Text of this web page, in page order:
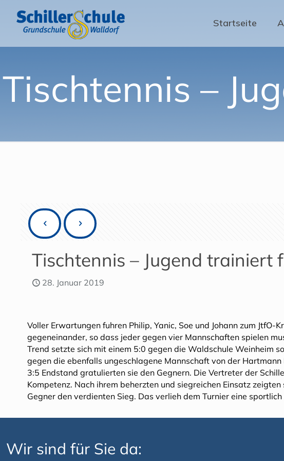
Startseite
Tischtennis –
Tischtennis – Jugend trainiert
28. Januar 2019
Voller Erwartungen fuhren Philip, Yanic, Soe und Johann zum
gegeneinander, so dass jeder gegen vier Mannschaften spielen
Trend setzte sich mit einem 5:0 gegen die Waldschule Weinheim
gegen die ebenfalls ungeschlagene Mannschaft von der
3:5 Endstand gratulierten sie den Gegnern. Die Vertreter der
Kompetenz. Nach ihrem beherzten und siegreichen Einsatz
Gegner den verdienten Sieg. Das verlieh dem Turnier eine
Wir sind für Sie da: